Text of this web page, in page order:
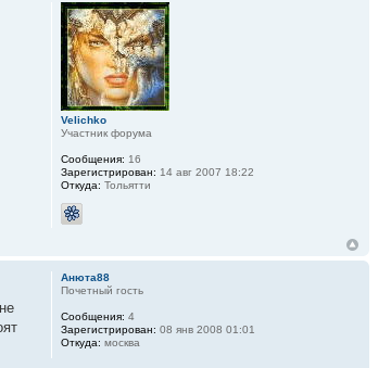
Velichko
Участник форума
Сообщения: 16
Зарегистрирован: 14 авг 2007 18:22
Откуда: Тольятти
Анюта88
Почетный гость
Сообщения: 4
Зарегистрирован: 08 янв 2008 01:01
Откуда: москва